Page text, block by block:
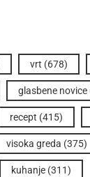
vrt (678)
glasbene novice
recept (415)
visoka greda (375)
kuhanje (311)